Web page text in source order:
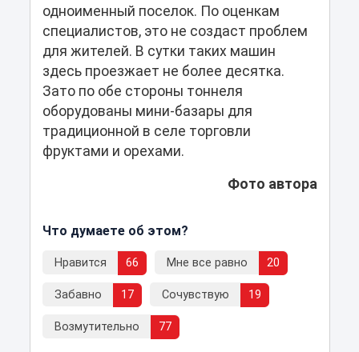
одноименный поселок. По оценкам
специалистов, это не создаст проблем
для жителей. В сутки таких машин
здесь проезжает не более десятка.
Зато по обе стороны тоннеля
оборудованы мини-базары для
традиционной в селе торговли
фруктами и орехами.
Фото автора
Что думаете об этом?
Нравится 66 Мне все равно 20
Забавно 17 Сочувствую 19
Возмутительно 77